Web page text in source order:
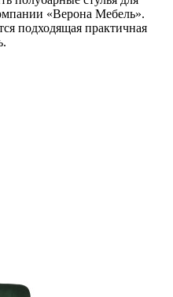
«Верона Мебель».
подходящая практичная